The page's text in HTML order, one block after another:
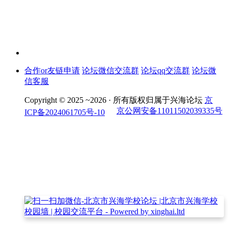
合作or友链申请 论坛微信交流群 论坛qq交流群 论坛微
信客服
Copyright © 2025 ~2026 · 所有版权归属于兴海论坛 京
ICP备2024061705号-10
京公网安备11011502039335号